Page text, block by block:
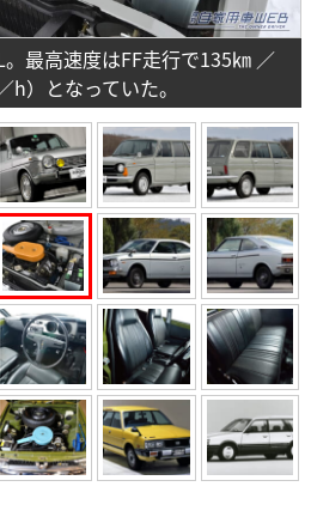
最高速度はFF走行で135㎞ ／
）となっていた。